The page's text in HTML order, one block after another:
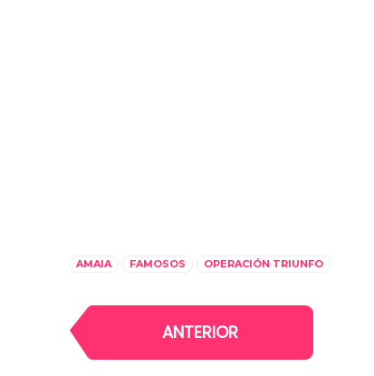
AMAIA FAMOSOS OPERACIÓN TRIUNFO
ANTERIOR